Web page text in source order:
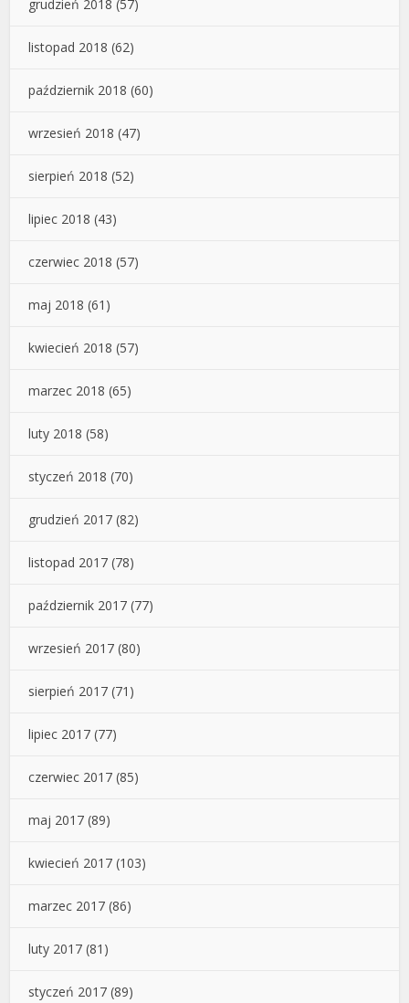
grudzień 2018 (57)
listopad 2018 (62)
październik 2018 (60)
wrzesień 2018 (47)
sierpień 2018 (52)
lipiec 2018 (43)
czerwiec 2018 (57)
maj 2018 (61)
kwiecień 2018 (57)
marzec 2018 (65)
luty 2018 (58)
styczeń 2018 (70)
grudzień 2017 (82)
listopad 2017 (78)
październik 2017 (77)
wrzesień 2017 (80)
sierpień 2017 (71)
lipiec 2017 (77)
czerwiec 2017 (85)
maj 2017 (89)
kwiecień 2017 (103)
marzec 2017 (86)
luty 2017 (81)
styczeń 2017 (89)